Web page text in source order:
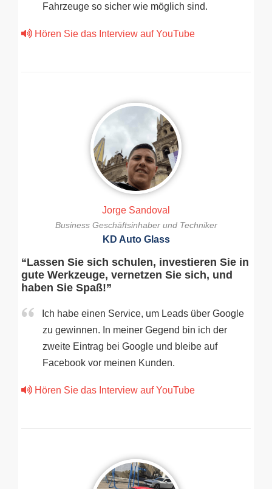
Fahrzeuge so sicher wie möglich sind.
Hören Sie das Interview auf YouTube
Jorge Sandoval
Business Geschäftsinhaber und Techniker
KD Auto Glass
“Lassen Sie sich schulen, investieren Sie in
gute Werkzeuge, vernetzen Sie sich, und
haben Sie Spaß!”
Ich habe einen Service, um Leads über Google
zu gewinnen. In meiner Gegend bin ich der
zweite Eintrag bei Google und bleibe auf
Facebook vor meinen Kunden.
Hören Sie das Interview auf YouTube